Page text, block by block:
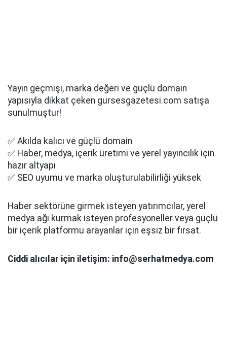
Yayın geçmişi, marka değeri ve güçlü domain
yapısıyla dikkat çeken gursesgazetesi.com satışa
sunulmuştur!
✅ Akılda kalıcı ve güçlü domain
✅ Haber, medya, içerik üretimi ve yerel yayıncılık için
hazır altyapı
✅ SEO uyumu ve marka oluşturulabilirliği yüksek
Haber sektörüne girmek isteyen yatırımcılar, yerel
medya ağı kurmak isteyen profesyoneller veya güçlü
bir içerik platformu arayanlar için eşsiz bir fırsat.
Ciddi alıcılar için iletişim: info@serhatmedya.com